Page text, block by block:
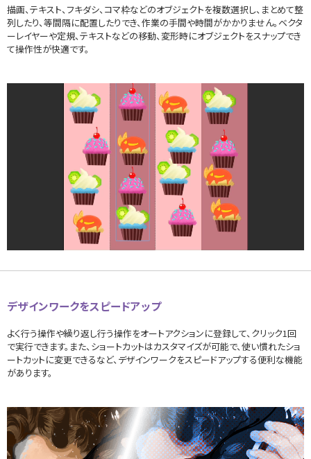
描画、テキスト、フキダシ、コマ枠などのオブジェクトを複数選択し、まとめて整
列したり、等間隔に配置したりでき、作業の手間や時間がかかりません。ベクタ
ーレイヤーや定規、テキストなどの移動、変形時にオブジェクトをスナップでき
て操作性が快適です。
デザインワークをスピードアップ
よく行う操作や繰り返し行う操作をオートアクションに登録して、クリック1回
で実行できます。また、ショートカットはカスタマイズが可能で、使い慣れたショ
ートカットに変更できるなど、デザインワークをスピードアップする便利な機能
があります。